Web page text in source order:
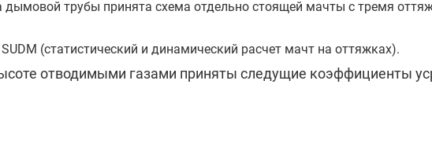
трубы принята схема отдельно стоящей мачты с тремя
(статистический и динамический расчет мачт на оттяжках).
отводимыми газами приняты следущие коэффициенты